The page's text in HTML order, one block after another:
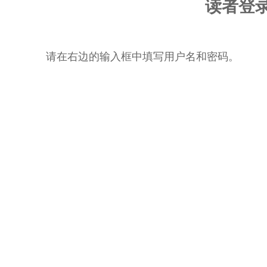
读者登
请在右边的输入框中填写用户名和密码。